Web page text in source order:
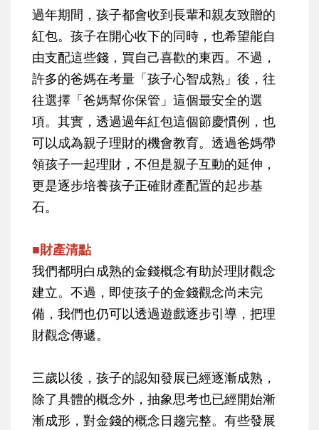
過年期間，孩子都會收到長輩和親友致贈的
紅包。孩子在開心收下的同時，也希望能自
由支配這些錢，買自己喜歡的東西。不過，
許多的爸媽在考量「孩子心智成熟」後，往
往選擇「爸媽幫你保管」這個最安全的選
項。其實，透過過年紅包這個節慶慣例，也
可以成為親子理財的機會教育。透過爸媽帶
領孩子一起理財，不但是親子互動的延伸，
更是逐步培養孩子正確財產配置的起步基
石。
■財產清點
我們都明白成熟的金錢概念有助於理財觀念
建立。不過，即使孩子的金錢觀念尚未完
備，我們也仍可以透過遊戲逐步引導，把理
財觀念傳遞。
三歲以後，孩子的認知發展已經逐漸成熟，
除了具體的概念外，抽象思考也已經開始漸
漸成形，對金錢的概念日趨完整。有些發展